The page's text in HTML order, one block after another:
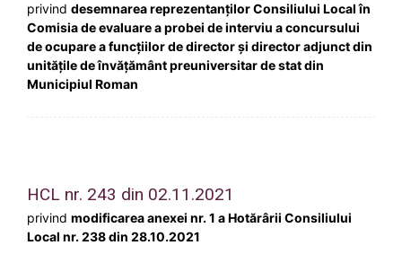
privind desemnarea reprezentanților Consiliului Local în
Comisia de evaluare a probei de interviu a concursului
de ocupare a funcțiilor de director și director adjunct din
unitățile de învățământ preuniversitar de stat din
Municipiul Roman
HCL nr. 243 din 02.11.2021
privind modificarea anexei nr. 1 a Hotărârii Consiliului
Local nr. 238 din 28.10.2021